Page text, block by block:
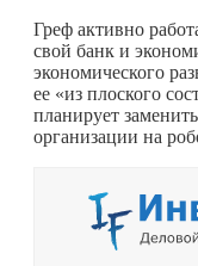
Греф активно
свой банк и
экономического
ее «из плоского
планирует
организации на